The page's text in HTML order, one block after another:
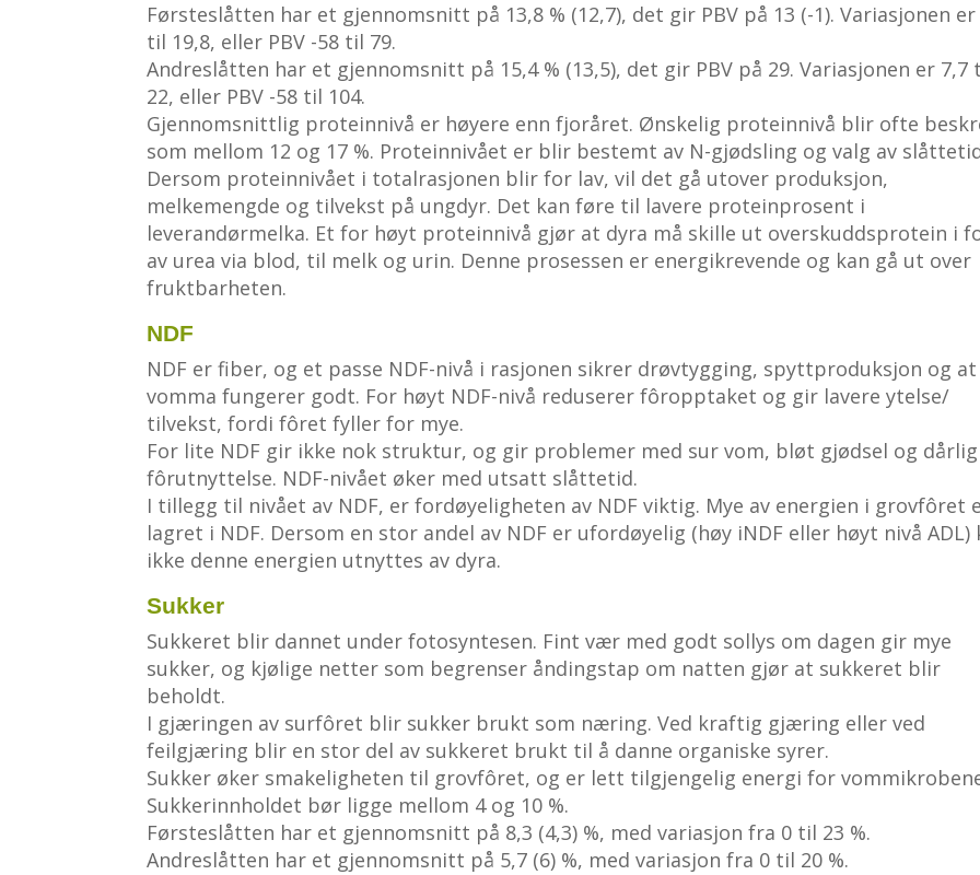
Førsteslåtten har et gjennomsnitt på 13,8 % (12,7), det gir PBV på 13 (-1). Variasjonen er
til 19,8, eller PBV -58 til 79.
Andreslåtten har et gjennomsnitt på 15,4 % (13,5), det gir PBV på 29. Variasjonen er 7,7
22, eller PBV -58 til 104.
Gjennomsnittlig proteinnivå er høyere enn fjoråret. Ønskelig proteinnivå blir ofte
som mellom 12 og 17 %. Proteinnivået er blir bestemt av N-gjødsling og valg av
Dersom proteinnivået i totalrasjonen blir for lav, vil det gå utover produksjon,
melkemengde og tilvekst på ungdyr. Det kan føre til lavere proteinprosent i
leverandørmelka. Et for høyt proteinnivå gjør at dyra må skille ut overskuddsprotein i
av urea via blod, til melk og urin. Denne prosessen er energikrevende og kan gå ut over
fruktbarheten.
NDF
NDF er fiber, og et passe NDF-nivå i rasjonen sikrer drøvtygging, spyttproduksjon og at
vomma fungerer godt. For høyt NDF-nivå reduserer fôropptaket og gir lavere ytelse/
tilvekst, fordi fôret fyller for mye.
For lite NDF gir ikke nok struktur, og gir problemer med sur vom, bløt gjødsel og dårlig
fôrutnyttelse. NDF-nivået øker med utsatt slåttetid.
I tillegg til nivået av NDF, er fordøyeligheten av NDF viktig. Mye av energien i grovfôret
lagret i NDF. Dersom en stor andel av NDF er ufordøyelig (høy iNDF eller høyt nivå ADL)
ikke denne energien utnyttes av dyra.
Sukker
Sukkeret blir dannet under fotosyntesen. Fint vær med godt sollys om dagen gir mye
sukker, og kjølige netter som begrenser åndingstap om natten gjør at sukkeret blir
beholdt.
I gjæringen av surfôret blir sukker brukt som næring. Ved kraftig gjæring eller ved
feilgjæring blir en stor del av sukkeret brukt til å danne organiske syrer.
Sukker øker smakeligheten til grovfôret, og er lett tilgjengelig energi for
Sukkerinnholdet bør ligge mellom 4 og 10 %.
Førsteslåtten har et gjennomsnitt på 8,3 (4,3) %, med variasjon fra 0 til 23 %.
Andreslåtten har et gjennomsnitt på 5,7 (6) %, med variasjon fra 0 til 20 %.